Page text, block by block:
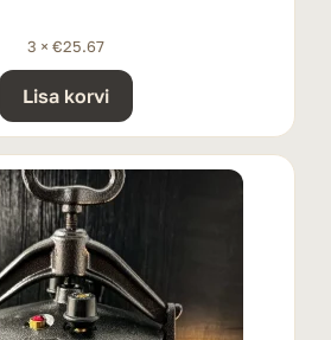
3 × €25.67
Lisa korvi